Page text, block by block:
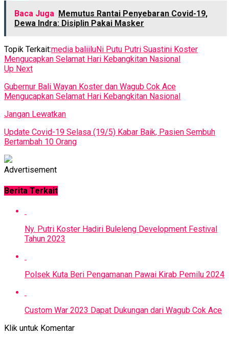
Baca Juga Memutus Rantai Penyebaran Covid-19,
Dewa Indra: Disiplin Pakai Masker
Topik Terkait:media baliiluNi Putu Putri Suastini Koster
Mengucapkan Selamat Hari Kebangkitan Nasional
Up Next
Gubernur Bali Wayan Koster dan Wagub Cok Ace
Mengucapkan Selamat Hari Kebangkitan Nasional
Jangan Lewatkan
Update Covid-19 Selasa (19/5) Kabar Baik, Pasien Sembuh
Bertambah 10 Orang
Advertisement
Berita Terkait
Ny. Putri Koster Hadiri Buleleng Development Festival
Tahun 2023
Polsek Kuta Beri Pengamanan Pawai Kirab Pemilu 2024
Custom War 2023 Dapat Dukungan dari Wagub Cok Ace
Klik untuk Komentar